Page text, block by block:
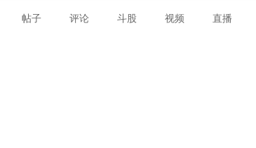
帖子 评论 斗股 视频 直播